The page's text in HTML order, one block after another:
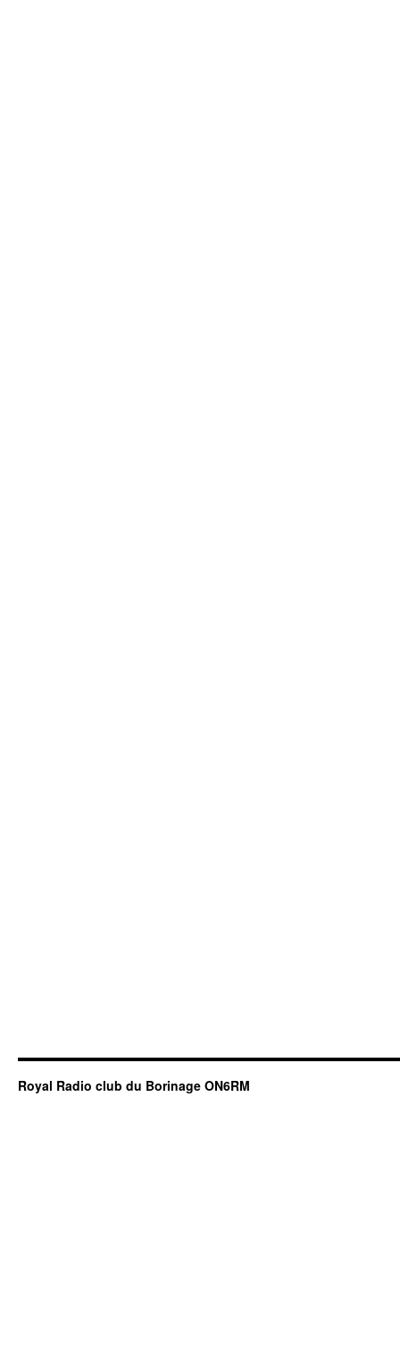
Royal Radio club du Borinage ON6RM